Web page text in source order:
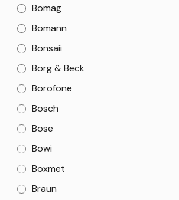
Bomag
Bomann
Bonsaii
Borg & Beck
Borofone
Bosch
Bose
Bowi
Boxmet
Braun